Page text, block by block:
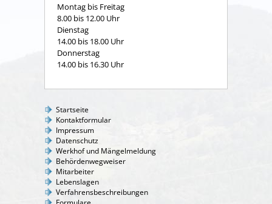
Montag bis Freitag
8.00 bis 12.00 Uhr
Dienstag
14.00 bis 18.00 Uhr
Donnerstag
14.00 bis 16.30 Uhr
Startseite
Kontaktformular
Impressum
Datenschutz
Werkhof und Mängelmeldung
Behördenwegweiser
Mitarbeiter
Lebenslagen
Verfahrensbeschreibungen